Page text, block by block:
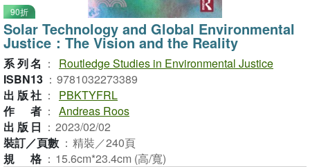
90折
Solar Technology and Global Environmental
Justice：The Vision and the Reality
系列名 ：
Routledge Studies in Environmental Justice
ISBN13 ： 9781032273389
出版社 ：
PBKTYFRL
作者 ： Andreas Roos
出版日 ： 2023/02/02
裝訂／頁數 ： 精裝／240頁
規格 ： 15.6cm*23.4cm (高/寬)